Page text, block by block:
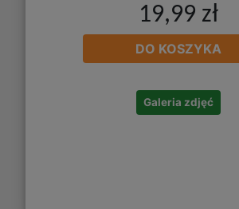
19,99 zł
DO KOSZYKA
Galeria zdjęć